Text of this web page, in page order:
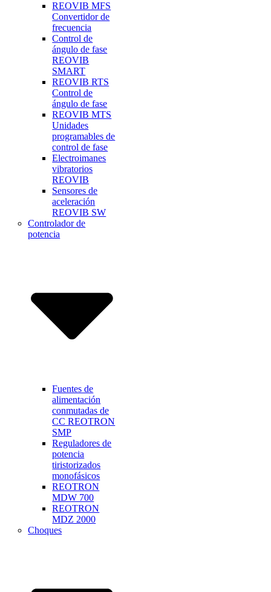
REOVIB MFS
Convertidor de
frecuencia
Control de
ángulo de fase
REOVIB
SMART
REOVIB RTS
Control de
ángulo de fase
REOVIB MTS
Unidades
programables de
control de fase
Electroimanes
vibratorios
REOVIB
Sensores de
aceleración
REOVIB SW
Controlador de
potencia
Fuentes de
alimentación
conmutadas de
CC REOTRON
SMP
Reguladores de
potencia
tiristorizados
monofásicos
REOTRON
MDW 700
REOTRON
MDZ 2000
Choques